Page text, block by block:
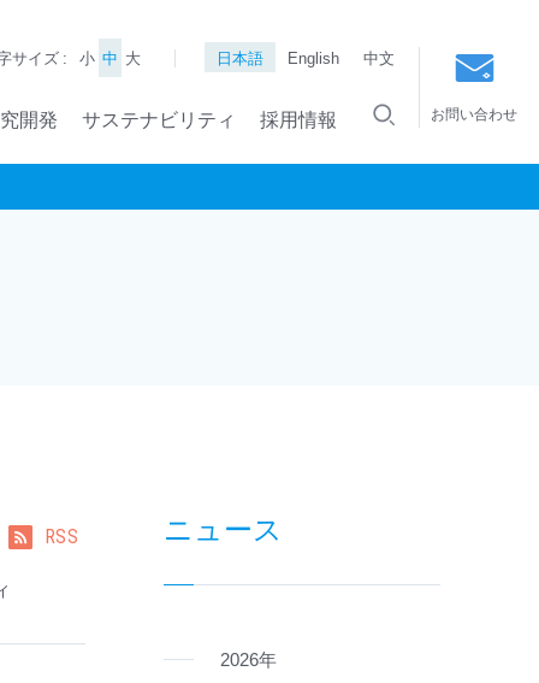
サイズ : 小 中 大 日本語 English 中文
開発 サステナビリティ 採用情報 お問い合わせ
RSS ニュース
2026年